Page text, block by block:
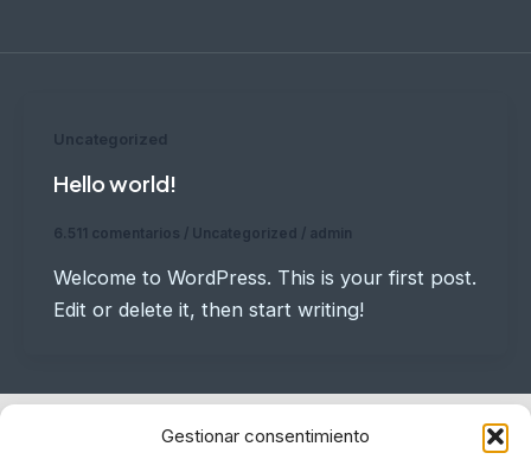
Gestionar consentimiento
Uncategorized
Hello world!
6.511 comentarios / Uncategorized / admin
Welcome to WordPress. This is your first post.
Edit or delete it, then start writing!